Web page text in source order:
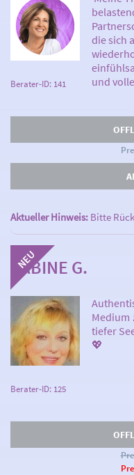
die sich
und
Berater-ID: 141
Aktueller Hinweis: Bitte
SABINE G.
Medium
tiefer
💖
Berater-ID: 125